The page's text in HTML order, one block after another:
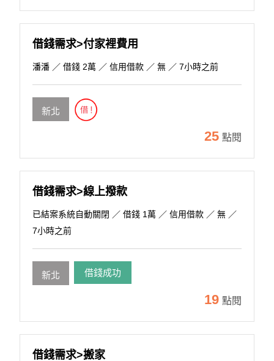
借錢需求>付家裡費用
潘潘 ／ 借錢 2萬 ／ 信用借款 ／ 無 ／ 7小時之前
新北
25 點閱
借錢需求>線上撥款
已結案系統自動關閉 ／ 借錢 1萬 ／ 信用借款 ／ 無 ／
7小時之前
新北 借錢成功
19 點閱
借錢需求>搬家